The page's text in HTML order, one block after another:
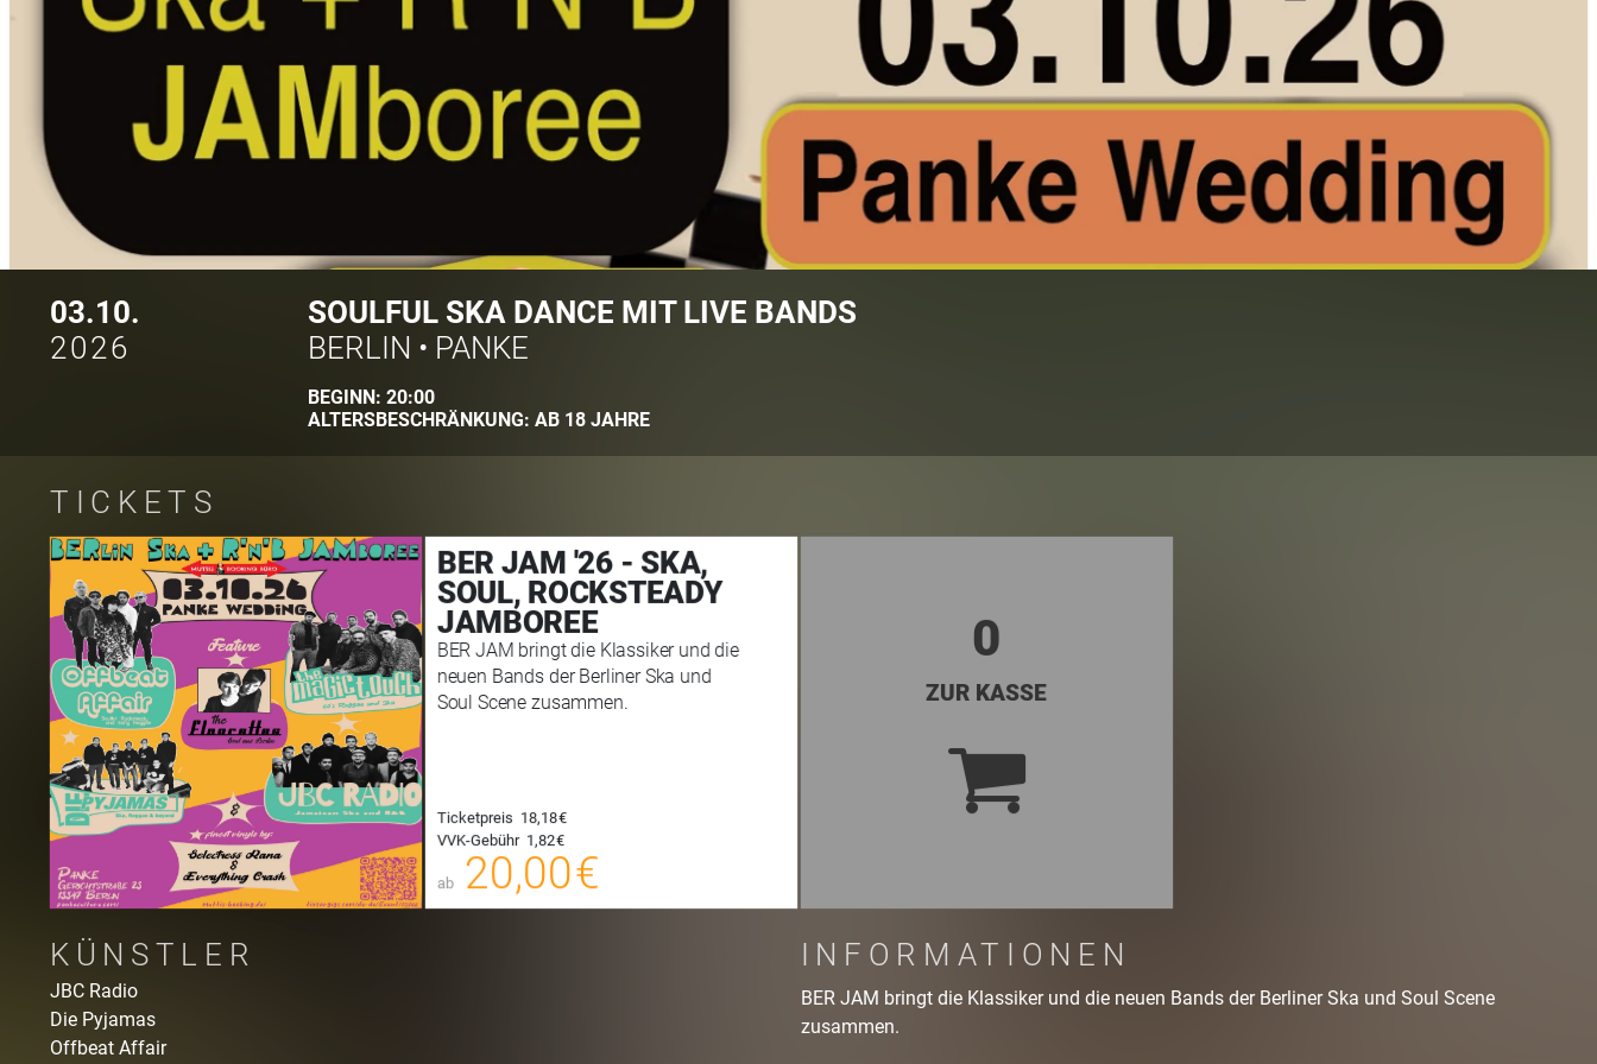
03.10.
2026
SOULFUL SKA DANCE MIT LIVE BANDS
BERLIN • PANKE
BEGINN: 20:00
ALTERSBESCHRÄNKUNG: AB 18 JAHRE
TICKETS
BER JAM '26 - SKA,
SOUL, ROCKSTEADY
JAMBOREE
BER JAM bringt die Klassiker und die
neuen Bands der Berliner Ska und
Soul Scene zusammen.
Ticketpreis 18,18 €
VVK-Gebühr 1,82 €
ab 20,00 €
00
0
ZUR KASSE
KÜNSTLER
JBC Radio
Die Pyjamas
Offbeat Affair
INFORMATIONEN
BER JAM bringt die Klassiker und die neuen Bands der Berliner Ska und Soul Scene
zusammen.